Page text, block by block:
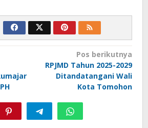
Pos berikutnya
RPJMD Tahun 2025-2029
Ditandatangani Wali
Kota Tomohon